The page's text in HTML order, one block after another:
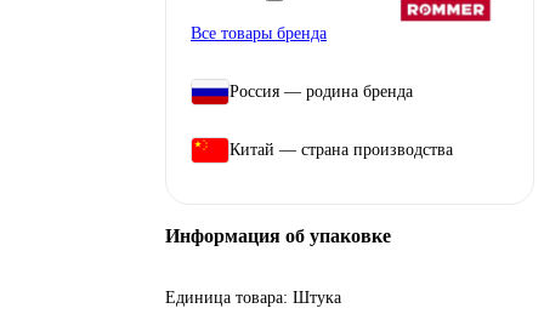
Все товары бренда
Россия — родина бренда
Китай — страна производства
Информация об упаковке
Единица товара: Штука